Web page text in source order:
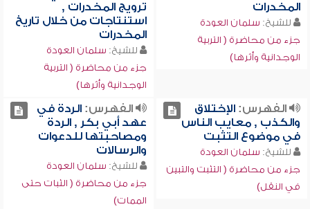
المخدرات
للشيخ: سلمان العودة
جزء من محاضرة ( التربية
الوجدانية وأثرها)
ترويج المخدرات ,
استنتاجات من خلال تاريخ
المخدرات
للشيخ: سلمان العودة
جزء من محاضرة ( التربية
الوجدانية وأثرها)
الفهرس:الإختلاق
والكذب , معايب الناس
في موضوع التثبت
للشيخ: سلمان العودة
جزء من محاضرة ( التثبت والتبين
في النقل)
الفهرس:الردة في
عهد أبي بكر , الردة
ومصاحبتها للدعوات
والرسالات
للشيخ: سلمان العودة
جزء من محاضرة ( الثبات حتى
الممات)